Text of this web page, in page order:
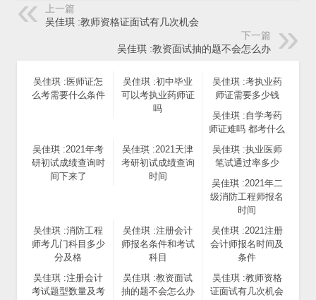
上一篇
吴佳琪 :教师资格证面试有几次机会
下一篇
吴佳琪 :教资面试抽的题不会怎么办
吴佳琪 :医师证怎
么考需要什么条件
吴佳琪 :初中毕业
可以考执业药师证
吗
吴佳琪 :考执业药
师证需要多少钱
吴佳琪 :自学考药
师证难吗 都考什么
吴佳琪 :2021年考
研初试成绩查询时
间下来了
吴佳琪 :2021天津
考研初试成绩查询
时间
吴佳琪 :执业医师
笔试通过率多少
吴佳琪 :2021年二
级消防工程师报名
时间
吴佳琪 :消防工程
师考几门科目多少
分及格
吴佳琪 :注册会计
师报名条件和考试
科目
吴佳琪 :2021注册
会计师报名时间及
条件
吴佳琪 :注册会计
考试题型数量及考
吴佳琪 :教资面试
抽的题不会怎么办
吴佳琪 :教师资格
证面试有几次机会